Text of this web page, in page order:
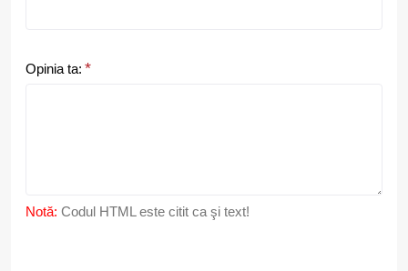
Opinia ta:
Notă: Codul HTML este citit ca şi text!